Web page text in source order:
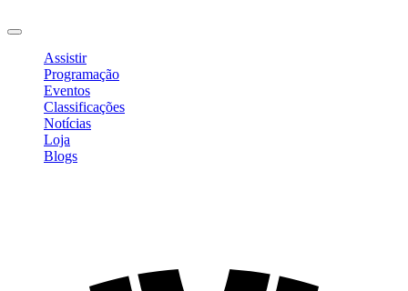
Assistir
Programação
Eventos
Classificações
Notícias
Loja
Blogs